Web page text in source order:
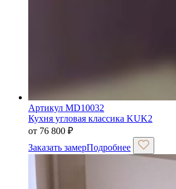
Артикул MD10032
Кухня угловая классика KUK2
от 76 800 ₽
Заказать замерПодробнее